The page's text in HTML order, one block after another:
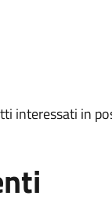
interessati in